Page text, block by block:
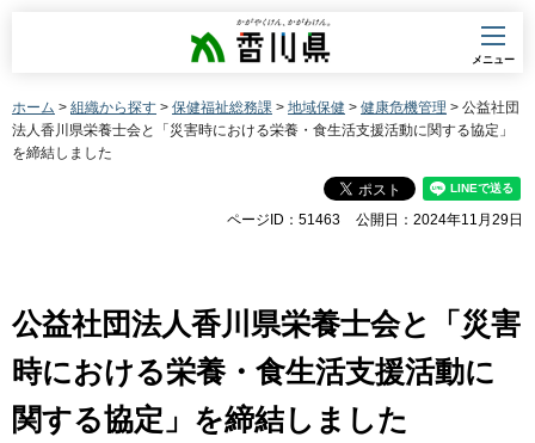
香川県
メニュー
ホーム > 組織から探す > 保健福祉総務課 > 地域保健 > 健康危機管理 > 公益社団
法人香川県栄養士会と「災害時における栄養・食生活支援活動に関する協定」
を締結しました
ページID：51463 公開日：2024年11月29日
公益社団法人香川県栄養士会と「災害
時における栄養・食生活支援活動に
関する協定」を締結しました